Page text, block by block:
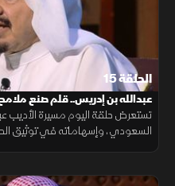
الحلقة 15
عبدالله بن إدريس.. قلم صنع
تستعرض حلقة اليوم مسيرة الأديب
السعودي، وإسهاماته في توثيق